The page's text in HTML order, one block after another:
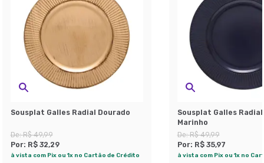
Sousplat Galles Radial Dourado
De:R$ 49,99
Por: R$ 32,29
à vista com Pix ou 1x no Cartão de Crédito
Sousplat Galles
Marinho
De:R$ 49,99
Por: R$ 35,97
à vista com Pix ou 1x no